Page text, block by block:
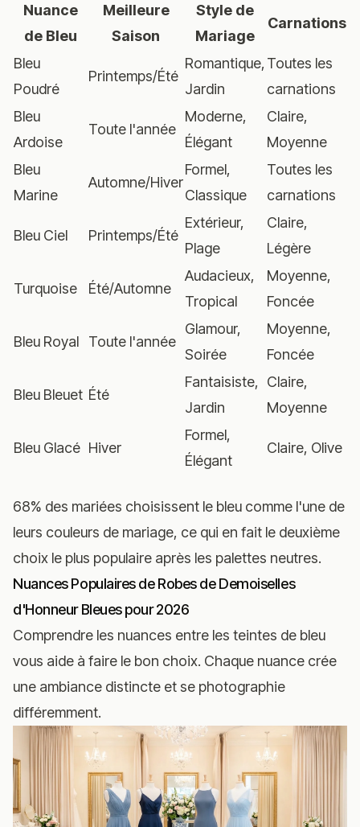
Nuance
de Bleu
Meilleure
Saison
Style de
Mariage
Carnations
Bleu
Poudré
Printemps/Été
Romantique,
Jardin
Toutes les
carnations
Bleu
Ardoise
Toute l'année
Moderne,
Élégant
Claire,
Moyenne
Bleu
Marine
Automne/Hiver
Formel,
Classique
Toutes les
carnations
Bleu Ciel Printemps/Été
Extérieur,
Plage
Claire,
Légère
Turquoise Été/Automne
Audacieux,
Tropical
Moyenne,
Foncée
Bleu Royal Toute l'année
Glamour,
Soirée
Moyenne,
Foncée
Bleu Bleuet Été
Fantaisiste,
Jardin
Claire,
Moyenne
Bleu Glacé Hiver
Formel,
Élégant
Claire, Olive
68% des mariées choisissent le bleu comme l'une de
leurs couleurs de mariage, ce qui en fait le deuxième
choix le plus populaire après les palettes neutres.
Nuances Populaires de Robes de Demoiselles
d'Honneur Bleues pour 2026
Comprendre les nuances entre les teintes de bleu
vous aide à faire le bon choix. Chaque nuance crée
une ambiance distincte et se photographie
différemment.